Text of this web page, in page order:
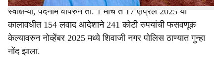
स्वाक्षऱ्या, पदनाम वापरुन ता. 1 मार्च ते 17 एप्रिल 2025 या
कालावधीत 154 लवाद आदेशाने 241 कोटी रुपयांची फसवणूक
केल्यावरुन नोव्हेंबर 2025 मध्ये शिवाजी नगर पोलिस ठाण्यात गुन्हा
नोंद झाला.